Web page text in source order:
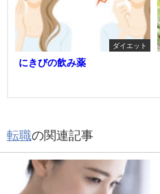
ダイエット
にきびの飲み薬
転職の関連記事